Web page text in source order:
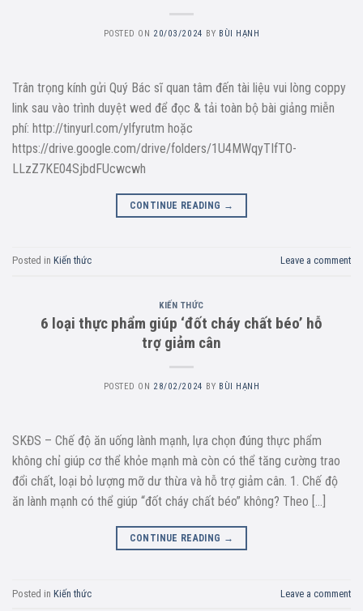
POSTED ON 20/03/2024 BY BÙI HẠNH
Trân trọng kính gửi Quý Bác sĩ quan tâm đến tài liệu vui lòng coppy
link sau vào trình duyệt wed để đọc & tải toàn bộ bài giảng miễn
phí: http://tinyurl.com/ylfyrutm hoặc
https://drive.google.com/drive/folders/1U4MWqyTIfTO-
LLzZ7KE04SjbdFUcwcwh
CONTINUE READING →
Posted in Kiến thức Leave a comment
KIẾN THỨC
6 loại thực phẩm giúp ‘đốt cháy chất béo’ hỗ
trợ giảm cân
POSTED ON 28/02/2024 BY BÙI HẠNH
SKĐS – Chế độ ăn uống lành mạnh, lựa chọn đúng thực phẩm
không chỉ giúp cơ thể khỏe mạnh mà còn có thể tăng cường trao
đổi chất, loại bỏ lượng mỡ dư thừa và hỗ trợ giảm cân. 1. Chế độ
ăn lành mạnh có thể giúp “đốt cháy chất béo” không? Theo […]
CONTINUE READING →
Posted in Kiến thức Leave a comment